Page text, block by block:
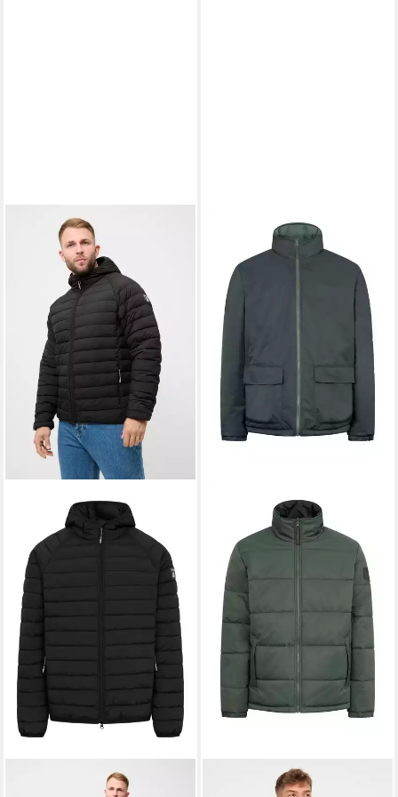
Anorak Lightby
Funktionsjacke